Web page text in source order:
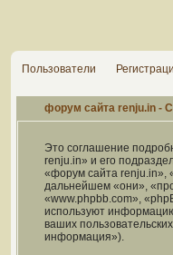
Пользователи
форум сайта renju.in -
Это соглашение
renju.in» и его
«форум сайта renju.in»,
дальнейшем «они»,
«www.phpbb.com»,
используют
ваших
информация»).